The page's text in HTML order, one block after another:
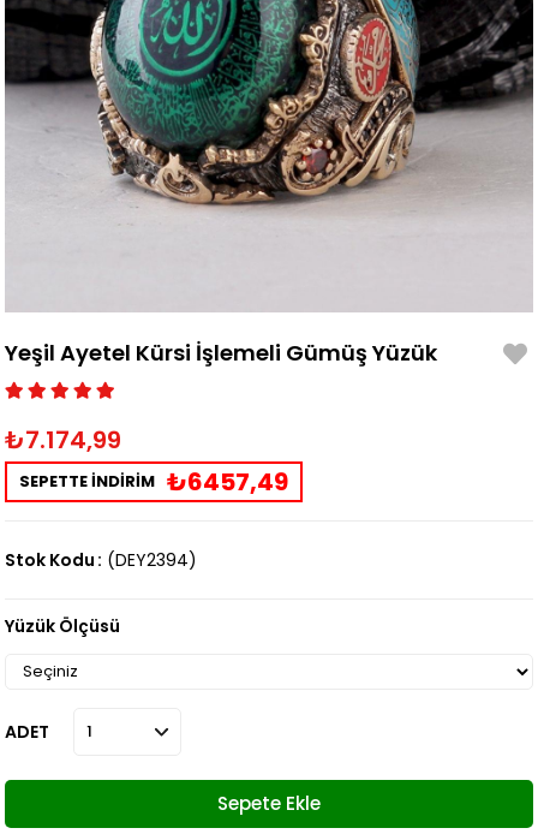
Yeşil Ayetel Kürsi İşlemeli Gümüş Yüzük
₺7.174,99
SEPETTE İNDİRİM ₺6457,49
Stok Kodu (DEY2394)
Yüzük Ölçüsü
ADET